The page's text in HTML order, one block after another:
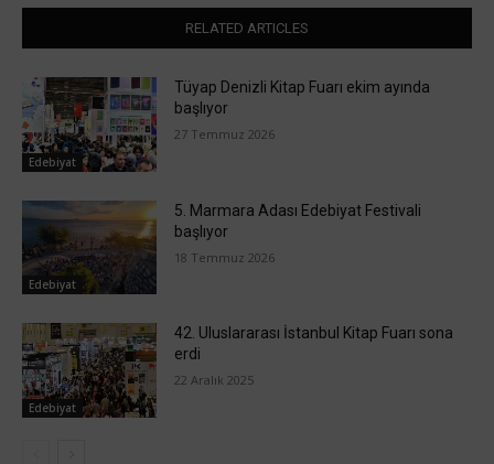
RELATED ARTICLES
Edebiyat
Tüyap Denizli Kitap Fuarı ekim ayında
başlıyor
27 Temmuz 2026
Edebiyat
5. Marmara Adası Edebiyat Festivali
başlıyor
18 Temmuz 2026
Edebiyat
42. Uluslararası İstanbul Kitap Fuarı sona
erdi
22 Aralık 2025